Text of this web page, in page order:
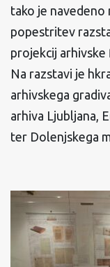
tako je navedeno
popestritev
projekcij
Na razstavi je
arhivskega
arhiva Ljubljana,
ter Dolenjskega